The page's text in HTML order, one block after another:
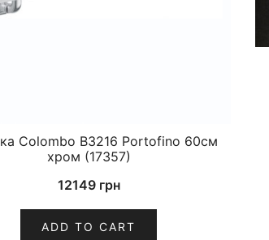
Colombo B3216 Portofino 60см
хром (17357)
12149 грн
ADD TO CART